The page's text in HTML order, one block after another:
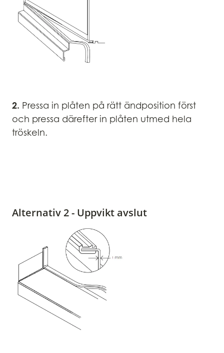
2. Pressa in plåten på rätt ändposition först
och pressa därefter in plåten utmed hela
tröskeln.
Alternativ 2 - Uppvikt avslut